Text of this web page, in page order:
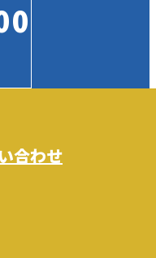
合わせ